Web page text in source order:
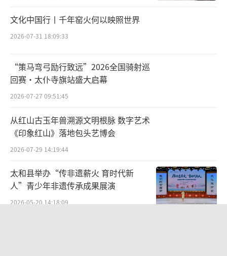
实无的状态。这个过程看似是在整理外在的事
物,但实际上是在整理自己内心的状态。这种状
竹,而是去捕捉精神与外在世界相契合的那个点,
寻找觉知那个点的发现。当我开始落下第一笔
时,就像万物生长一样,渐次敞开。直到将自己的
感受或想表现的东西形态化的呈现。这种表达
或表现并不能用语言完全清晰地描述,它介于物
质和精神之间,是一种“间性”的状态。
文化中国行丨千年窑火何以映照世界
2026-07-31 18:09:33
“策马弯弓励行致远”2026全国骑射巡
回赛·太仆寺旗站盛大启幕
2026-07-27 09:51:45
从红山古玉年兽溯源文明根脉 数字艺术
《印象红山》落地包头艺博会
2026-07-29 14:19:44
太和县举办“传非遗薪火 育时代新
人”青少年非遗传承成果展演
2026-05-20 14:18:09